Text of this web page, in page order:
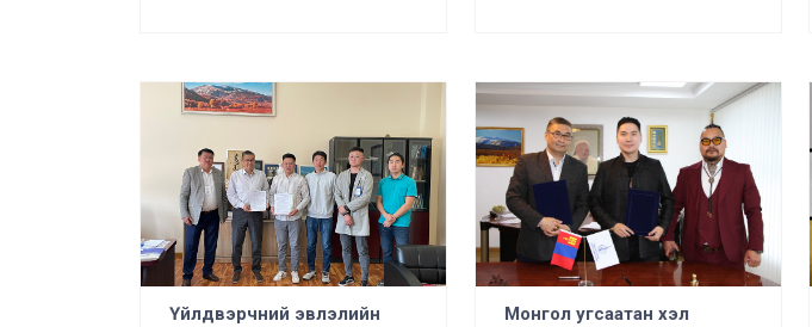
Үйлдвэрчний эвлэлийн
Монгол угсаатан хэл